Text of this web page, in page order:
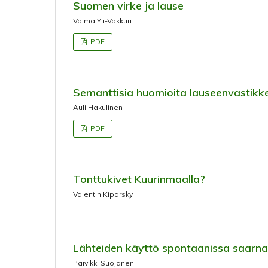
Suomen virke ja lause
Valma Yli-Vakkuri
PDF
Semanttisia huomioita
Auli Hakulinen
PDF
Tonttukivet Kuurinmaalla?
Valentin Kiparsky
Lähteiden käyttö spontaanissa
Päivikki Suojanen